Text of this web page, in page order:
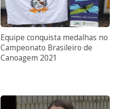
Equipe conquista medalhas no
Campeonato Brasileiro de
Canoagem 2021